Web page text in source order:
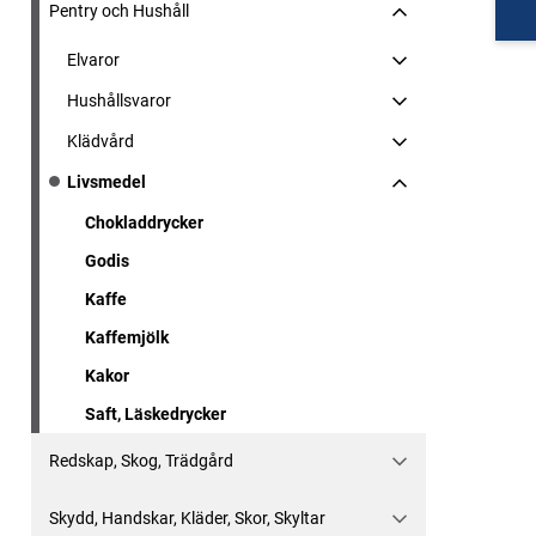
Pentry och Hushåll
Elvaror
Hushållsvaror
Klädvård
Livsmedel
Chokladdrycker
Godis
Kaffe
Kaffemjölk
Kakor
Saft, Läskedrycker
Redskap, Skog, Trädgård
Skydd, Handskar, Kläder, Skor, Skyltar